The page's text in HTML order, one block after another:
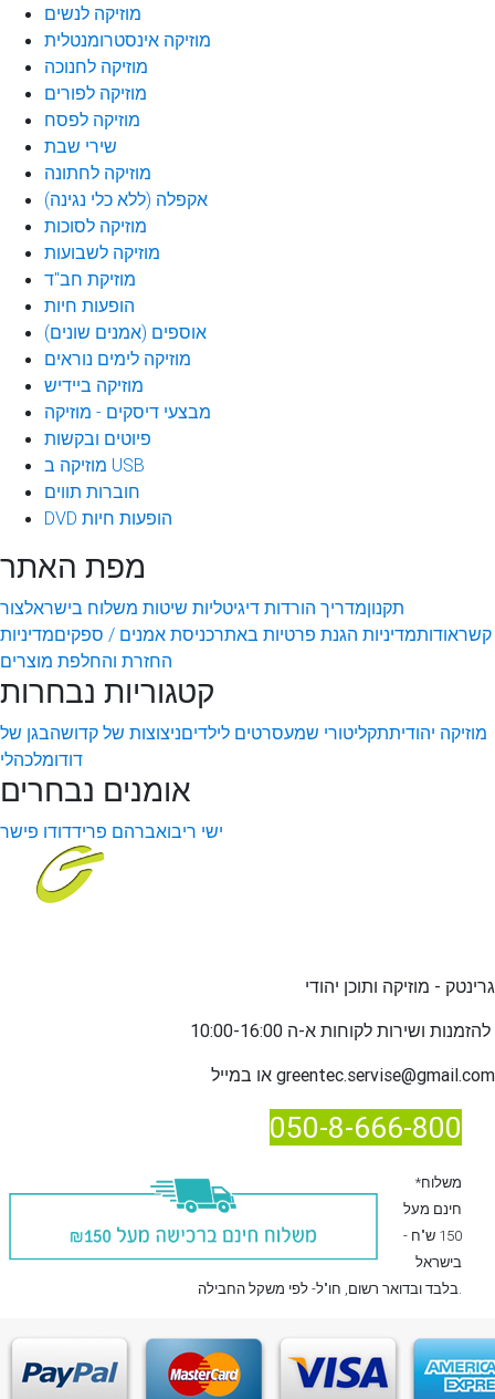
מוזיקה לנשים
מוזיקה אינסטרומנטלית
מוזיקה לחנוכה
מוזיקה לפורים
מוזיקה לפסח
שירי שבת
מוזיקה לחתונה
אקפלה (ללא כלי נגינה)
מוזיקה לסוכות
מוזיקה לשבועות
מוזיקת חב"ד
הופעות חיות
אוספים (אמנים שונים)
מוזיקה לימים נוראים
מוזיקה ביידיש
מבצעי דיסקים - מוזיקה
פיוטים ובקשות
מוזיקה ב USB
חוברות תווים
DVD הופעות חיות
מפת האתר
תקנוןמדריך הורדות דיגיטליות שיטות משלוח בישראלצור
קשראודותמדיניות הגנת פרטיות באתרכניסת אמנים / ספקיםמדיניות
החזרת והחלפת מוצרים
קטגוריות נבחרות
מוזיקה יהודיתתקליטורי שמעסרטים לילדיםניצוצות של קדושהבגן של
דודומלכהלי
אומנים נבחרים
ישי ריבואברהם פרידדודו פישר
גרינטק - מוזיקה ותוכן יהודי
להזמנות ו
greentec.servise@gmail.com
050-8-666-800
*משלוח
חינם מעל
150 ש"ח -
בישראל
בלבדובדואר רשום , חו"ל- לפי משקל החבילה.